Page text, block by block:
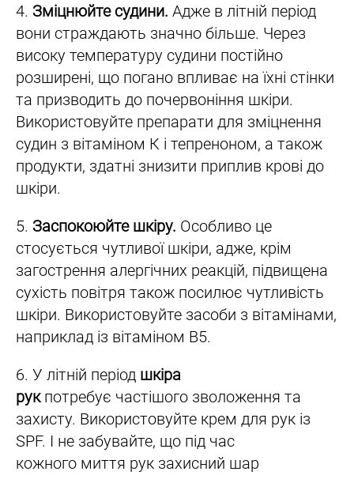
4. Зміцнюйте судини. Адже в літній період
вони страждають значно більше. Через
високу температуру судини постійно
розширені, що погано впливає на їхні стінки
та призводить до почервоніння шкіри.
Використовуйте препарати для зміцнення
судин з вітаміном К і тепреноном, а також
продукти, здатні знизити приплив крові до
шкіри.
5. Заспокоюйте шкіру. Особливо це
стосується чутливої шкіри, адже, крім
загострення алергічних реакцій, підвищена
сухість повітря також посилює чутливість
шкіри. Використовуйте засоби з вітамінами,
наприклад із вітаміном В5.
6. У літній період шкіра
рукпотребує частішого зволоження та
захисту. Використовуйте крем для рук із
SPF. І не забувайте, що під час
кожного миття рук захисний шар